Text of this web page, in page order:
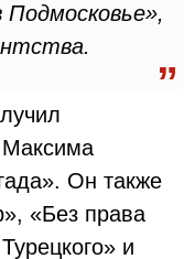
Максима
Он также
«Без права
и